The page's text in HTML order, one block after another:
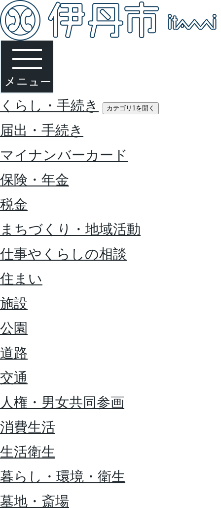
くらし・手続き カテゴリ1を開く
届出・手続き
マイナンバーカード
保険・年金
税金
まちづくり・地域活動
仕事やくらしの相談
住まい
施設
公園
道路
交通
人権・男女共同参画
消費生活
生活衛生
暮らし・環境・衛生
墓地・斎場